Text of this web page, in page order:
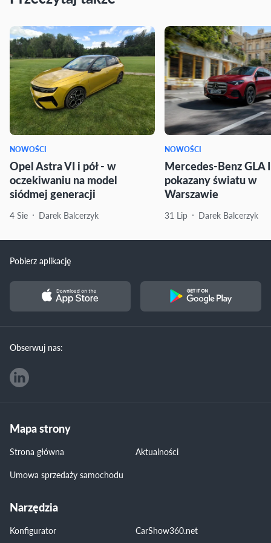
NOWOŚCI
Opel Astra VI i pół - w
oczekiwaniu na model
siódmej generacji
4 Sie Darek Balcerzyk
NOWOŚCI
Mercedes-Benz GLA
pokazany światu w
Warszawie
31 Lip Darek Balcerzyk
Pobierz aplikację
Obserwuj nas:
Mapa strony
Strona główna
Aktualności
Umowa sprzedaży samochodu
Narzędzia
Konfigurator CarShow360.net